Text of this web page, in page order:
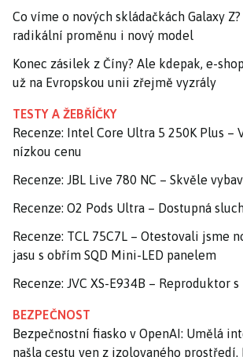
Co víme o nových skládačkách Galaxy
radikální proměnu i nový model
Konec zásilek z Číny? Ale kdepak, e-
už na Evropskou unii zřejmě vyzrály
TESTY A ŽEBŘÍČKY
Recenze: Intel Core Ultra 5 250K Plus –
nízkou cenu
Recenze: JBL Live 780 NC – Skvěle
Recenze: O2 Pods Ultra – Dostupná
Recenze: TCL 75C7L – Otestovali jsme
jasu s obřím SQD Mini-LED panelem
Recenze: JVC XS-E934B – Reproduktor
BEZPEČNOST
Bezpečnostní fiasko v OpenAI: Umělá
našla cestu ven z izolovaného